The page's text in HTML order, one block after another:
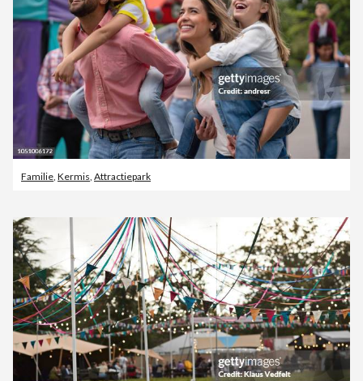
Familie Kermis Attractiepark